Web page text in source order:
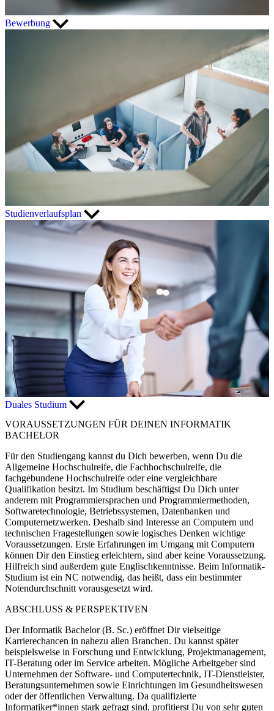
Bewerbung
Studienverlaufsplan
Duales Studium
VORAUSSETZUNGEN FÜR DEINEN INFORMATIK
BACHELOR
Für den Studiengang kannst du Dich bewerben, wenn Du die
Allgemeine Hochschulreife, die Fachhochschulreife, die
fachgebundene Hochschulreife oder eine vergleichbare
Qualifikation besitzt. Im Studium beschäftigst Du Dich unter
anderem mit Programmiersprachen und Programmiermethoden,
Softwaretechnologie, Betriebssystemen, Datenbanken und
Computernetzwerken. Deshalb sind Interesse an Computern und
technischen Fragestellungen sowie logisches Denken wichtige
Voraussetzungen. Erste Erfahrungen im Umgang mit Computern
können Dir den Einstieg erleichtern, sind aber keine Voraussetzung.
Hilfreich sind außerdem gute Englischkenntnisse. Beim Informatik-
Studium ist ein NC notwendig, das heißt, dass ein bestimmter
Notendurchschnitt vorausgesetzt wird.
ABSCHLUSS & PERSPEKTIVEN
Der Informatik Bachelor (B. Sc.) eröffnet Dir vielseitige
Karrierechancen in nahezu allen Branchen. Du kannst später
beispielsweise in Forschung und Entwicklung, Projektmanagement,
IT-Beratung oder im Service arbeiten. Mögliche Arbeitgeber sind
Unternehmen der Software- und Computertechnik, IT-Dienstleister,
Beratungsunternehmen sowie Einrichtungen im Gesundheitswesen
oder der öffentlichen Verwaltung. Da qualifizierte
Informatiker*innen stark gefragt sind, profitierst Du von sehr guten